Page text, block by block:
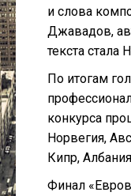
и слова
Джавадов,
текста стала
По итогам
конкурса
Норвегия,
Кипр,
Финал